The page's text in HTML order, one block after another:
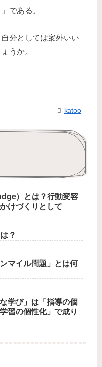
である。
分としては案外いい
うか。
katoo
）とは？行動変容
けづくりとして
？
ンマイル問題」とは何
な学び」は「指導の個
習の個性化」で成り